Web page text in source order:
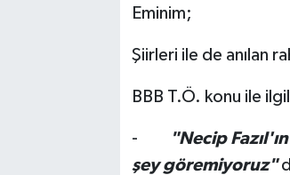
Eminim;
Şiirleri ile de anılan
BBB T.Ö. konu ile
-
"Necip
şey göremiyoruz"